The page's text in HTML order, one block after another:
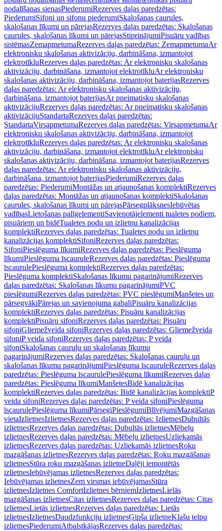
nodalīšanas sienasPiederumiRezerves daļas paredzētas:
PiederumiSifoni un sifonu piederumiSkalošanas caurules,
skalošanas līkumi un pārejasRezerves daļas paredzētas: Skalošanas
caurules, skalošanas līkumi un pārejasStiprinājumiPisuāru vadības
sistēmasZemapmetumaRezerves daļas paredzētas: ZemapmetumaAr
elektronisku skalošanas aktivizāciju, darbināšana, izmantojot
elektrotīkluRezerves daļas paredzētas: Ar elektronisku skalošanas
aktivizāciju, darbināšana, izmantojot elektrotīkluAr elektronisku
skalošanas aktivizāciju, darbināšana, izmantojot baterijasRezerves
daļas paredzētas: Ar elektronisku skalošanas aktivizāciju,
darbināšana, izmantojot baterijasAr pneimatisku skalošanas
aktivizācijuRezerves daļas paredzētas: Ar pneimatisku skalošanas
aktivizācijuStandartaRezerves daļas paredzētas:
StandartaVirsapmetumaRezerves daļas paredzētas: VirsapmetumaAr
elektronisku skalošanas aktivizāciju, darbināšana, izmantojot
elektrotīkluRezerves daļas paredzētas: Ar elektronisku skalošanas
aktivizāciju, darbināšana, izmantojot elektrotīkluAr elektronisku
skalošanas aktivizāciju, darbināšana, izmantojot baterijasRezerves
daļas paredzētas: Ar elektronisku skalošanas aktivizāciju,
darbināšana, izmantojot baterijasPiederumiRezerves daļas
paredzētas: PiederumiMontāžas un atjaunošanas komplektiRezerves
daļas paredzētas: Montāžas un atjaunošanas komplektiSkalošanas
caurules, skalošanas līkumi un pārejasPārsegplāksnesIebūvētas
vadībasLietošanas palīgelementiSavienotājelementi tualetes podiem,
pisuāriem un bidēTualetes podu un izlietņu kanalizācijas
komplektiRezerves daļas paredzētas: Tualetes podu un izlietņu
kanalizācijas komplektiSifoniRezerves daļas paredzētas:
SifoniPieslēguma līkumiRezerves daļas paredzētas: Pieslēguma
līkumiPieslēguma īscauruleRezerves daļas paredzētas: Pieslēguma
īscaurulePieslēguma komplektiRezerves daļas paredzētas:
Pieslēguma komplektiSkalošanas līkumu pagarinājumiRezerves
daļas paredzētas: Skalošanas līkumu pagarinājumiPVC
pieslēgumiRezerves daļas paredzētas: PVC pieslēgumiManšetes un
pārsegvākiPārejas un savienojuma gabaliPisuāru kanalizācijas
komplektiRezerves daļas paredzētas: Pisuāru kanalizācijas
komplektiPisuāru sifoniRezerves daļas paredzētas: Pisuāru
sifoniGliemežveida sifoniRezerves daļas paredzētas: Gliemežveida
sifoniP veida sifoniRezerves daļas paredzētas: P veida
sifoniSkalošanas cauruļu un skalošanas līkumu
pagarinājumiRezerves daļas paredzētas: Skalošanas cauruļu un
skalošanas līkumu pagarinājumiPieslēguma īscauruleRezerves daļas
paredzētas: Pieslēguma īscaurulePieslēguma līkumiRezerves daļas
paredzētas: Pieslēguma līkumiManšetesBidē kanalizācijas
komplektiRezerves daļas paredzētas: Bidē kanalizācijas komplektiP
veida sifoniRezerves daļas paredzētas: P veida sifoniPieslēguma
īscaurulePieslēguma līkumiPārsegiPieslēgumiBlīvējumiMazgāšanas
vietaIzlietnesIzlietnesRezerves daļas paredzētas: IzlietnesDubultās
izlietnesRezerves daļas paredzētas: Dubultās izlietnesMēbeļu
izlietnesRezerves daļas paredzētas: Mēbeļu izlietnesUzliekamās
izlietnesRezerves daļas paredzētas: Uzliekamās izlietnesRoku
mazgāšanas izlietnesRezerves daļas paredzētas: Roku mazgāšanas
izlietnesStūra roku mazgāšanas izlietneDaļēji iemontētās
izlietnesIebūvējamas izlietnesRezerves daļas paredzētas:
Iebūvējamas izlietnesZem virsmas iebūvējamasStūra
izlietnesIzlietnes ComfortIzlietnes bērniemIzlietnesLielās
mazgāšanas izlietnesCitas izlietnesRezerves daļas paredzētas: Citas
izlietnesLietās izlietnesRezerves daļas paredzētas: Lietās
izlietnesIzlietnesDaudzfunkciju izlietnesĢipša izlietneKlašu telpu
izlietnesPiederumiAtbalstkājasRezerves daļas paredzētas: